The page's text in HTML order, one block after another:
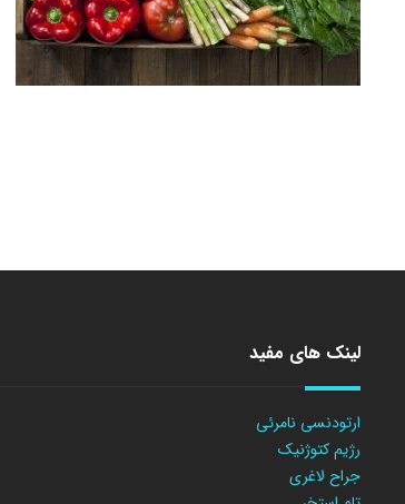
لینک های مفید
ارتودنسی نامرئی
رژیم کتوژنیک
جراح لاغری